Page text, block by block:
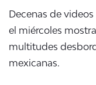
Decenas de
el miércoles
multitudes
mexicanas.